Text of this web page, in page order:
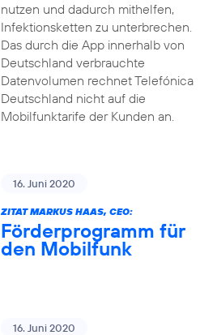
nutzen und dadurch mithelfen,
Infektionsketten zu unterbrechen.
Das durch die App innerhalb von
Deutschland verbrauchte
Datenvolumen rechnet Telefónica
Deutschland nicht auf die
Mobilfunktarife der Kunden an.
16. Juni 2020
ZITAT MARKUS HAAS, CEO:
Förderprogramm für
den Mobilfunk
16. Juni 2020